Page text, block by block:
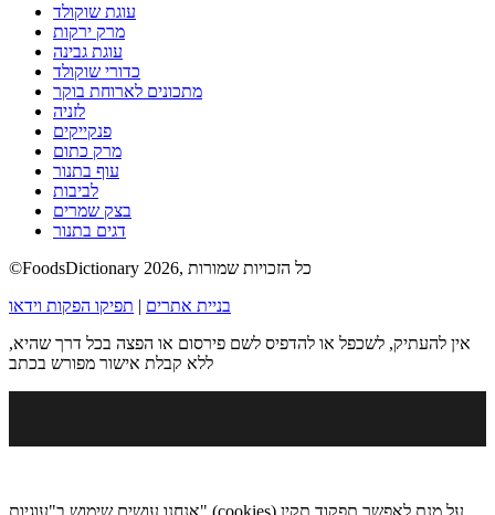
עוגת שוקולד
מרק ירקות
עוגת גבינה
כדורי שוקולד
מתכונים לארוחת בוקר
לזניה
פנקייקים
מרק כתום
עוף בתנור
לביבות
בצק שמרים
דגים בתנור
©FoodsDictionary 2026, כל הזכויות שמורות
בניית אתרים | תפיקו הפקות וידאו
אין להעתיק, לשכפל או להדפיס לשם פירסום או הפצה בכל דרך שהיא,
ללא קבלת אישור מפורש בכתב
אנחנו עושים שימוש ב"עוגיות" (cookies) על מנת לאפשר תפקוד תקין